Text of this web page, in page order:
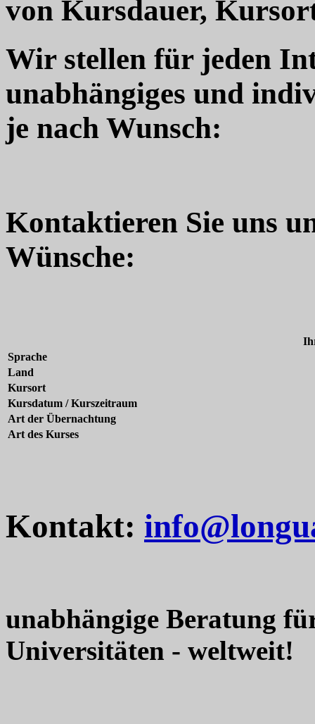
von Kursdauer,
Wir stellen für jeden
unabhängiges und
je nach Wunsch:
Kontaktieren Sie uns
Wünsche:
Sprache
Land
Kursort
Kursdatum / Kurszeitraum
Art der Übernachtung
Art des Kurses
Kontakt:
unabhängige Beratung
Universitäten - weltweit!